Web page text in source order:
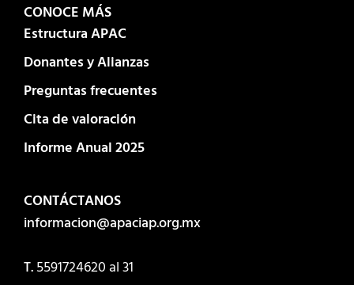
CONOCE MÁS
Estructura APAC
Donantes y Alianzas
Preguntas frecuentes
Cita de valoración
Informe Anual 2025
CONTÁCTANOS
informacion@apaciap.org.mx
T.5591724620al 31